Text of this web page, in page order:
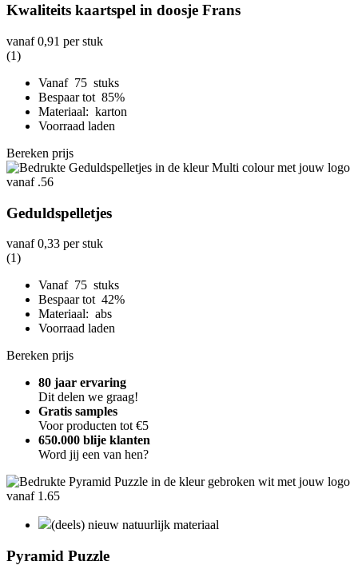
Kwaliteits kaartspel in doosje Frans
vanaf0,91 per stuk
(1)
Vanaf 75 stuks
Bespaar tot 85%
Materiaal: karton
Voorraad laden
Bereken prijs
Geduldspelletjes
vanaf0,33 per stuk
(1)
Vanaf 75 stuks
Bespaar tot 42%
Materiaal: abs
Voorraad laden
Bereken prijs
80 jaar ervaring
Dit delen we graag!
Gratis samples
Voor producten tot €5
650.000 blije klanten
Word jij een van hen?
(deels) nieuw natuurlijk materiaal
Pyramid Puzzle